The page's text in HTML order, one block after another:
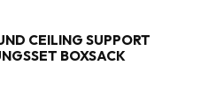
CEILING SUPPORT
BOXSACK